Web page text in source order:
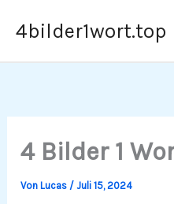
Inhalt
4bilder1wort.top
4 Bilder 1
VonLucas /Juli 15, 2024